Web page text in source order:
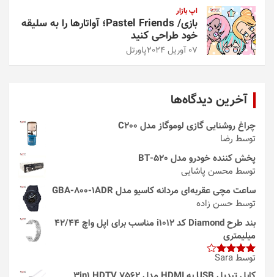
اپ بازار
بازی/ Pastel Friends؛ آواتارها را به سلیقه
خود طراحی کنید
07 آوریل 2024 پاورتل
آخرین دیدگاه‌ها
چراغ روشنایی گازی لوموگاز مدل C200
توسط رضا
پخش کننده خودرو مدل 520-BT
توسط محسن پاشایی
ساعت مچی عقربه‌ای مردانه کاسیو مدل GBA-800-1ADR
توسط حسن زاده
بند طرح Diamond کد i1012 مناسب برای اپل واچ 42/44
میلیمتری
امتیاز4
از 5
توسط Sara